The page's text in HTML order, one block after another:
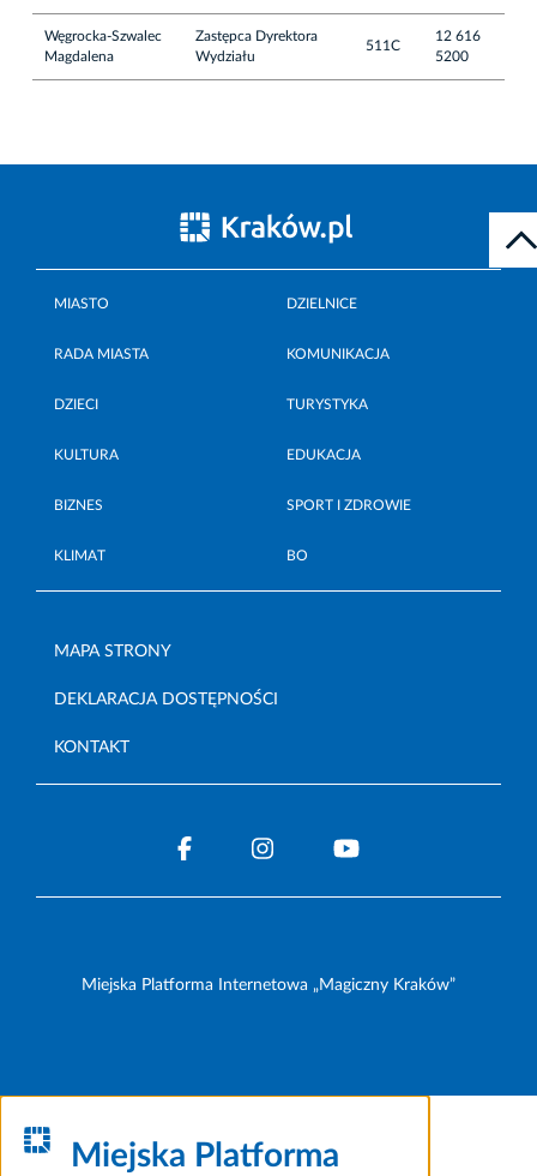
Węgrocka-Szwalec
Magdalena
Zastępca Dyrektora
Wydziału
511C
12 616
5200
MIASTO DZIELNICE
RADA MIASTA KOMUNIKACJA
DZIECI TURYSTYKA
KULTURA EDUKACJA
BIZNES SPORT I ZDROWIE
KLIMAT BO
MAPA STRONY
DEKLARACJA DOSTĘPNOŚCI
KONTAKT
Miejska Platforma Internetowa „Magiczny Kraków”
Miejska Platforma